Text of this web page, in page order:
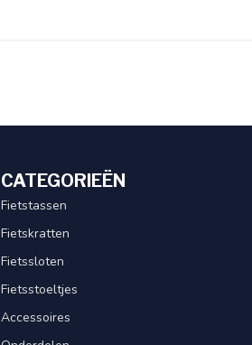
CATEGORIEËN
Fietstassen
Fietskratten
Fietssloten
Fietsstoeltjes
Accessoires